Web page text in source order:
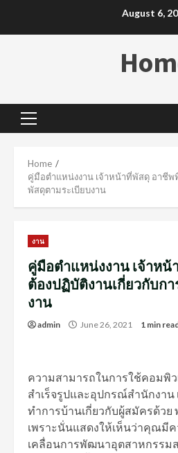
August 6,
Primary
Home
คู่มือตำแหน่งงาน เจ้าหน้าที่พัสดุ อาชีพ
พัสดุตามระเบียบงาน
งาน
คู่มือตำแหน่งงาน เจ้าห
ต้องปฏิบัติงานเกี่ยวกับก
งาน
admin June 26, 2021 1 min
ความสามารถในการใช้คอมพิว
สำเร็จรูปและอุปกรณ์สำนักงาน
ทำการบ้านเกี่ยวกับผู้สมัครด้วย
เพราะนั่นแสดงให้เห็นว่าคุณมีค
เคลื่อนการพัฒนาอุตสาหกรรม